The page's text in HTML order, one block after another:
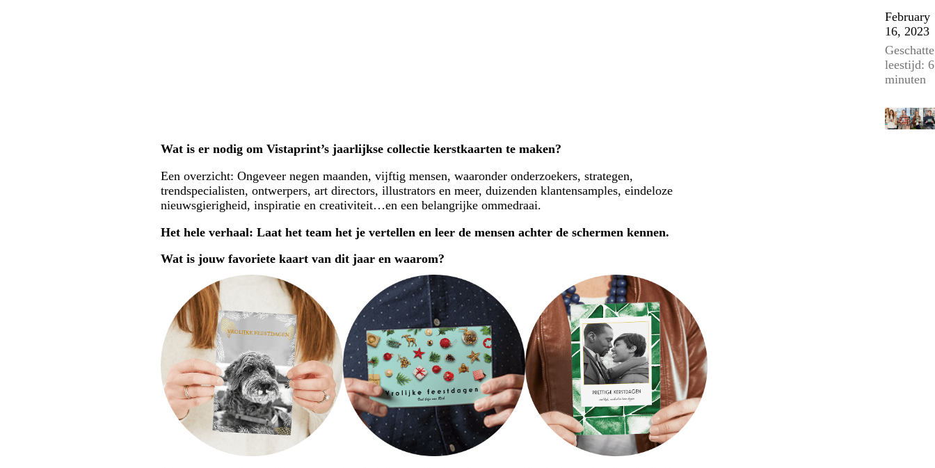
February
16, 2023
Geschatte
leestijd: 6
minuten
Wat is er nodig om Vistaprint’s jaarlijkse collectie kerstkaarten te maken?
Een overzicht: Ongeveer negen maanden, vijftig mensen, waaronder onderzoekers, strategen,
trendspecialisten, ontwerpers, art directors, illustrators en meer, duizenden klantensamples, eindeloze
nieuwsgierigheid, inspiratie en creativiteit…en een belangrijke ommedraai.
Het hele verhaal: Laat het team het je vertellen en leer de mensen achter de schermen kennen.
Wat is jouw favoriete kaart van dit jaar en waarom?